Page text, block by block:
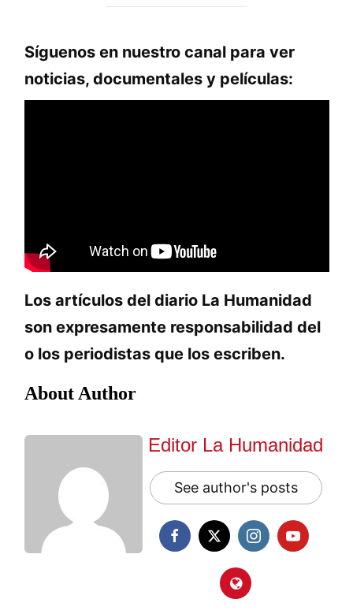
Síguenos en nuestro canal para ver
noticias, documentales y películas:
Los artículos del diario La Humanidad
son expresamente responsabilidad del
o los periodistas que los escriben.
About Author
Editor La Humanidad
See author's posts